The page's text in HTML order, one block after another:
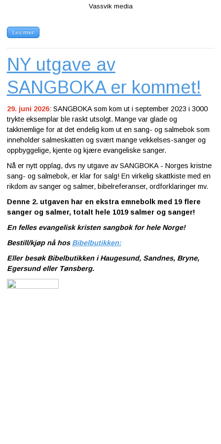
Vassvik media
Les mer
NY utgave av
SANGBOKA er kommet!
29. juni 2026: SANGBOKA som kom ut i september 2023 i 3000
trykte eksemplar ble raskt utsolgt. Mange var glade og
takknemlige for at det endelig kom ut en sang- og salmebok som
inneholder salmeskatten og svært mange vekkelses-sanger og
oppbyggelige, kjente og kjære evangeliske sanger.
Nå er nytt opplag, dvs ny utgave av SANGBOKA - Norges kristne
sang- og salmebok, er klar for salg! En virkelig skattkiste med en
rikdom av sanger og salmer, bibelreferanser, ordforklaringer mv.
Denne 2. utgaven har en ekstra emnebolk med 19 flere
sanger og salmer, totalt hele 1019 salmer og sanger!
En felles evangelisk kristen sangbok for hele Norge!
Bestill/kjøp nå hos Bibelbutikken:
Eller besøk Bibelbutikken i Haugesund, Sandnes, Bryne,
Egersund eller Tønsberg.